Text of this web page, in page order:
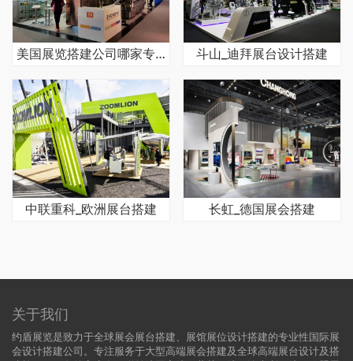
美国展览搭建公司哪家专业可靠 斗山_迪拜展台设计搭建
中联重科_欧洲展台搭建 长虹_德国展会搭建
关于我们
约盾展览是致力于全球展会展台搭建、展馆展位设计搭建的专业性国际展
会设计搭建公司。专注服务于大型高端展会搭建及全球高端展台设计及搭